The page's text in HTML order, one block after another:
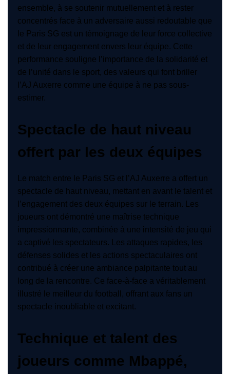
ensemble, à se soutenir mutuellement et à rester
concentrés face à un adversaire aussi redoutable que
le Paris SG est un témoignage de leur force collective
et de leur engagement envers leur équipe. Cette
performance souligne l’importance de la solidarité et
de l’unité dans le sport, des valeurs qui font briller
l’AJ Auxerre comme une équipe à ne pas sous-
estimer.
Spectacle de haut niveau
offert par les deux équipes
Le match entre le Paris SG et l’AJ Auxerre a offert un
spectacle de haut niveau, mettant en avant le talent et
l’engagement des deux équipes sur le terrain. Les
joueurs ont démontré une maîtrise technique
impressionnante, combinée à une intensité de jeu qui
a captivé les spectateurs. Les attaques rapides, les
défenses solides et les actions spectaculaires ont
contribué à créer une ambiance palpitante tout au
long de la rencontre. Ce face-à-face a véritablement
illustré le meilleur du football, offrant aux fans un
spectacle inoubliable et excitant.
Technique et talent des
joueurs comme Mbappé,